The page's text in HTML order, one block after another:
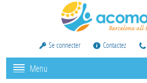
Se connecter Contactez
Menu